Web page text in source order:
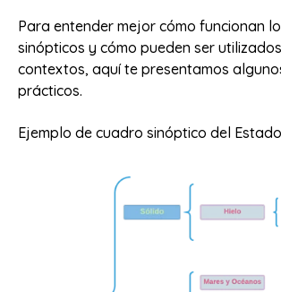
Para entender mejor cómo funcionan
sinópticos y cómo pueden ser
contextos, aquí te presentamos
prácticos.
Ejemplo de cuadro sinóptico del